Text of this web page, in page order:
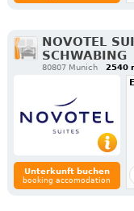
NOVOTEL
SCHWABING
80807 Munich 2540
Unterkunft buchen
booking accomodation